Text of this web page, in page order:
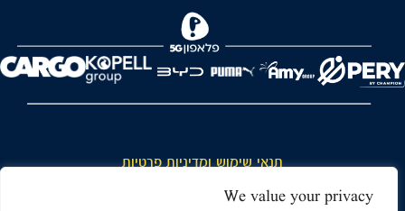
We value your privacy
תנאי שימוש ומדיניות פרטיות
כללי כניסה והתנהגות באצטדיון ותנאי שימוש בכרטיסים